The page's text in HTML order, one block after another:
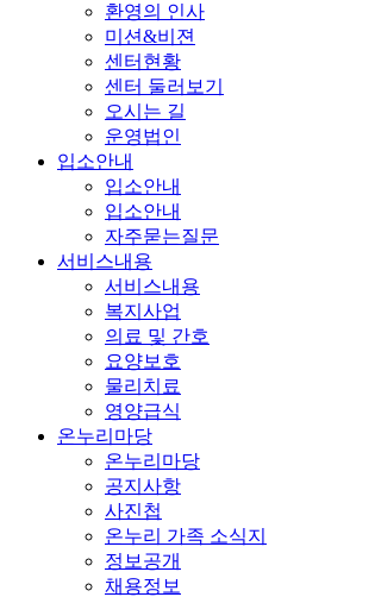
환영의 인사
미션&비젼
센터현황
센터 둘러보기
오시는 길
운영법인
입소안내
입소안내
입소안내
자주묻는질문
서비스내용
서비스내용
복지사업
의료 및 간호
요양보호
물리치료
영양급식
온누리마당
온누리마당
공지사항
사진첩
온누리 가족 소식지
정보공개
채용정보